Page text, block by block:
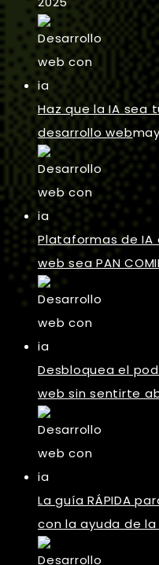
Haz que la IA sea
desarrollo web
Plataformas de
web sea PAN
Desbloquea el
web sin sentirte
La guía RÁPIDA
con la ayuda de la